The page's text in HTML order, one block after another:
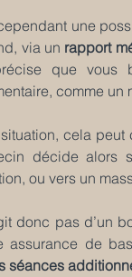
une
via un rapport
que vous
comme un
cela peut
décide alors
ou vers un
donc pas d’un
assurance de
séances